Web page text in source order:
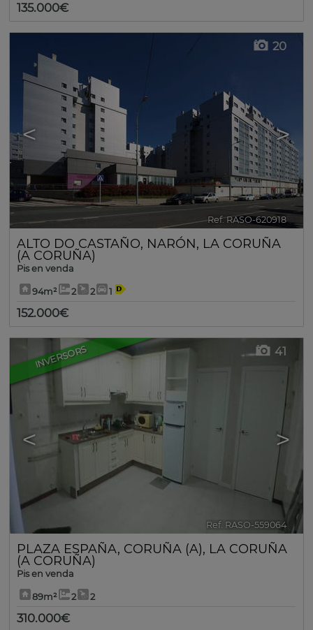
135.000€
< >
20
Ref. RASO-620918 🔗
ALTO DO CASTAÑO, NARÓN, LA CORUÑA
(A CORUÑA)
Pis en venda
94m² 2 2 1
152.000€
INVERSORS
< >
41
Ref. RASO-559064 🔗
PLAZA ESPAÑA, CORUÑA (A), LA CORUÑA
(A CORUÑA)
Pis en venda
89m² 2 2
310.000€